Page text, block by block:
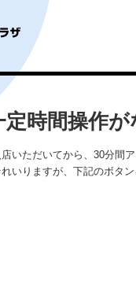
定時間操作
店いただいてから、30分間
れいりますが、下記のボタ